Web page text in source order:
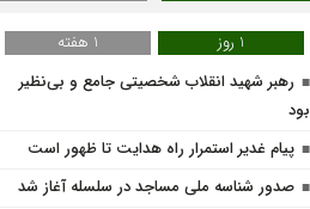
1 روز
1 هفته
رهبر شهید انقلاب شخصیتی جامع و بی‌نظیر
بود
پیام غدیر استمرار راه هدایت تا ظهور است
صدور شناسه ملی مساجد در سلسله آغاز شد